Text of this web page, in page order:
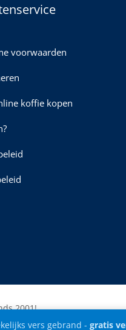
vers gebrand - gratis
voorwaarden
koffie kopen
2001!